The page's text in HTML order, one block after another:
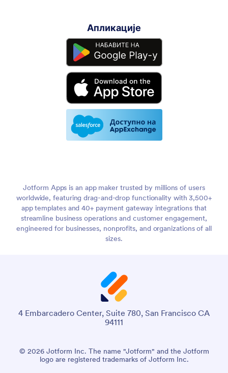
Апликације
Jotform Apps is an app maker trusted by millions of users
worldwide, featuring drag-and-drop functionality with 3,500+
app templates and 40+ payment gateway integrations that
streamline business operations and customer engagement,
engineered for businesses, nonprofits, and organizations of all
sizes.
4 Embarcadero Center, Suite 780, San Francisco CA
94111
© 2026 Jotform Inc. The name "Jotform" and the Jotform
logo are registered trademarks of Jotform Inc.